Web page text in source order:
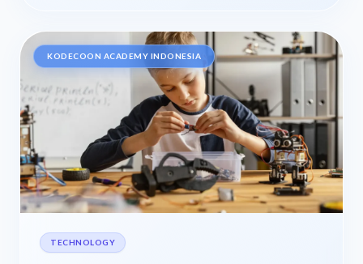
KODECOON ACADEMY INDONESIA
TECHNOLOGY